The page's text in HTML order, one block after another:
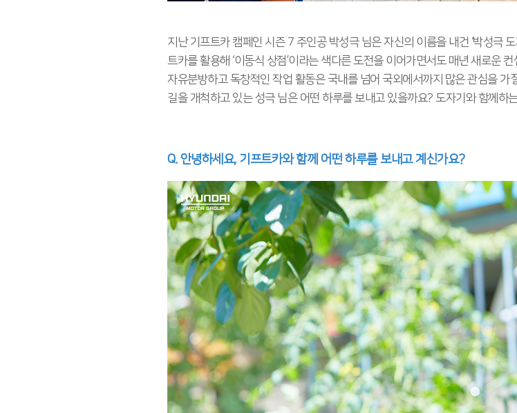
지난 기프트카 캠페인 시즌 7 주인공 박성극 님은 자신의 이름을 내건 ‘박성극
트카를 활용해 ‘이동식 상점’이라는 색다른 도전을 이어가면서도 매년 새로운
자유분방하고 독창적인 작업 활동은 국내를 넘어 국외에서까지 많은 관심을 가
길을 개척하고 있는 성극 님은 어떤 하루를 보내고 있을까요? 도자기와 함께하
Q. 안녕하세요, 기프트카와 함께 어떤 하루를 보내고 계신가요?